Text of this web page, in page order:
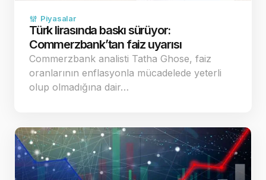
Piyasalar
Türk lirasında baskı sürüyor:
Commerzbank’tan faiz uyarısı
Commerzbank analisti Tatha Ghose, faiz
oranlarının enflasyonla mücadelede yeterli
olup olmadığına dair…